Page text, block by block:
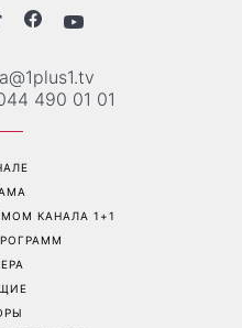
490 01 01
КАНАЛА 1+1